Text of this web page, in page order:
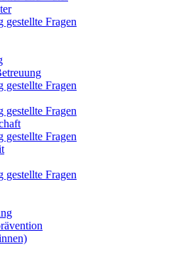
gestellte Fragen
gestellte Fragen
gestellte Fragen
gestellte Fragen
gestellte Fragen